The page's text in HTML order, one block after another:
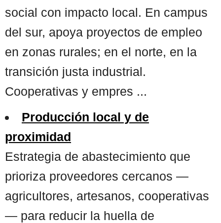
social con impacto local. En campus
del sur, apoya proyectos de empleo
en zonas rurales; en el norte, en la
transición justa industrial.
Cooperativas y empres ...
Producción local y de
proximidad
Estrategia de abastecimiento que
prioriza proveedores cercanos —
agricultores, artesanos, cooperativas
— para reducir la huella de